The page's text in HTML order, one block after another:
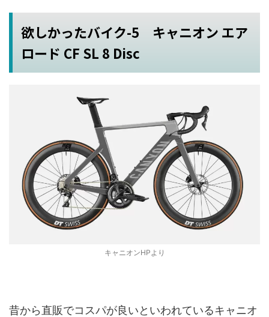
欲しかったバイク-5 キャニオン エア
ロード CF SL 8 Disc
キャニオンHPより
昔から直販でコスパが良いといわれているキャニオ